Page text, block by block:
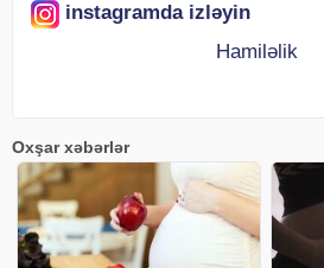
instagramda izləyin
Hamiləlik
Oxşar xəbərlər